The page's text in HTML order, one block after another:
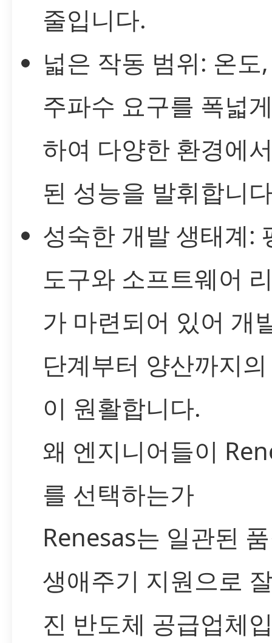
줄입니다.
넓은 작동 범위: 온도
주파수 요구를 폭넓
하여 다양한 환경에
된 성능을 발휘합니
성숙한 개발 생태계:
도구와 소프트웨어
가 마련되어 있어 개
단계부터 양산까지
이 원활합니다.
왜 엔지니어들이
를 선택하는가
Renesas는 일관된
생애주기 지원으로
진 반도체 공급업체